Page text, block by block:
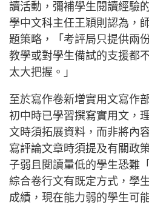
讀活動，彌補學生閱讀經驗
學中文科主任王穎則認為，
題策略，「考評局只提供兩
教學或對學生備試的支援都
太大把握。」
至於寫作卷新增實用文寫作
初中時已學習撰寫實用文，
文時須拓展資料，而非將內
寫評論文章時須提及有關政
子弱且閱讀量低的學生恐難
綜合卷行文有既定方式，學
成績，現在能力弱的學生可